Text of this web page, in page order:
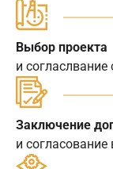
Выбор проекта
и
Заключение
и